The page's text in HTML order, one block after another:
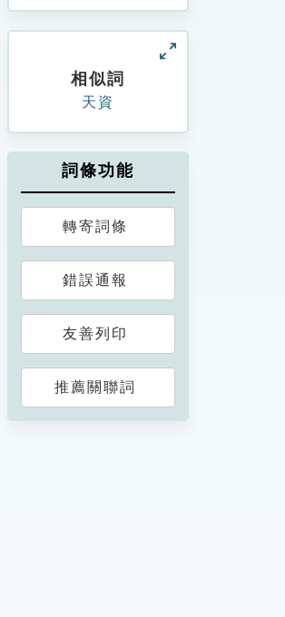
相似詞
天資
詞條功能
轉寄詞條
錯誤通報
友善列印
推薦關聯詞